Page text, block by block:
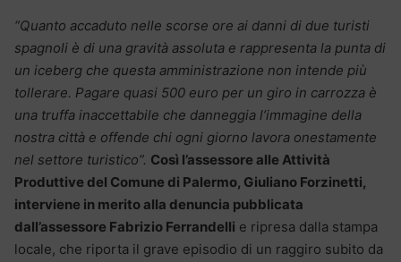
“Quanto accaduto nelle scorse ore ai danni di due turisti
spagnoli è di una gravità assoluta e rappresenta la punta di
un iceberg che questa amministrazione non intende più
tollerare. Pagare quasi 500 euro per un giro in carrozza è
una truffa inaccettabile che danneggia l’immagine della
nostra città e offende chi ogni giorno lavora onestamente
nel settore turistico”. Così l’assessore alle Attività
Produttive del Comune di Palermo, Giuliano Forzinetti,
interviene in merito alla denuncia pubblicata
dall’assessore Fabrizio Ferrandelli e ripresa dalla stampa
locale, che riporta il grave episodio di un raggiro subito da